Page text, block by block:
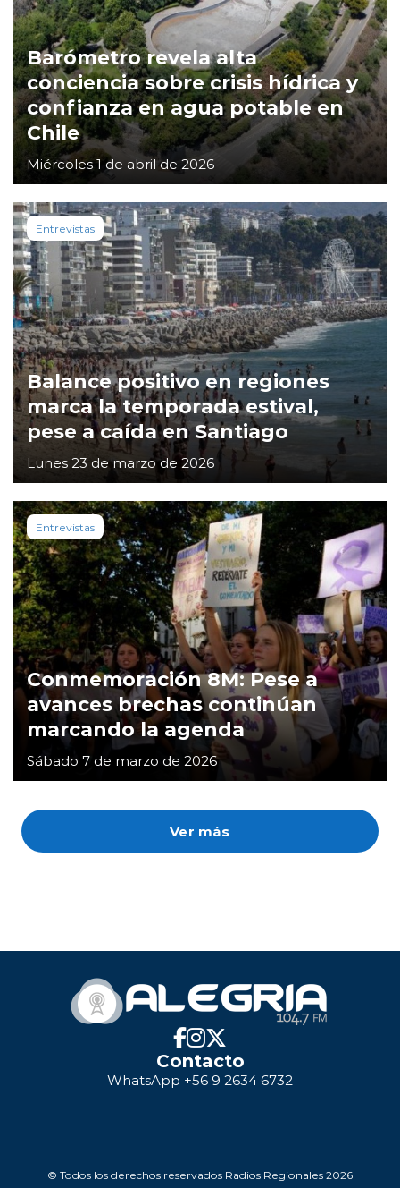
Ver más
Barómetro revela alta
conciencia sobre crisis hídrica y
confianza en agua potable en
Chile
Miércoles 1 de abril de 2026
Entrevistas
Balance positivo en regiones
marca la temporada estival,
pese a caída en Santiago
Lunes 23 de marzo de 2026
Entrevistas
Conmemoración 8M: Pese a
avances brechas continúan
marcando la agenda
Sábado 7 de marzo de 2026
Contacto
WhatsApp +56 9 2634 6732
© Todos los derechos reservados Radios Regionales 2026